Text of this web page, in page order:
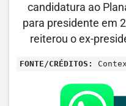
candidatura ao
para presidente em
reiterou o ex-
FONTE/CRÉDITOS: